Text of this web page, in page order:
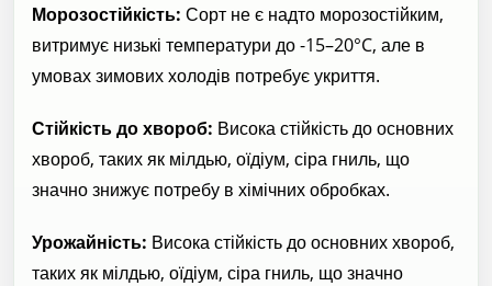
Морозостійкість: Сорт не є надто морозостійким,
витримує низькі температури до -15–20°C, але в
умовах зимових холодів потребує укриття.
Стійкість до хвороб: Висока стійкість до основних
хвороб, таких як мілдью, оїдіум, сіра гниль, що
значно знижує потребу в хімічних обробках.
Урожайність: Висока стійкість до основних хвороб,
таких як мілдью, оїдіум, сіра гниль, що значно